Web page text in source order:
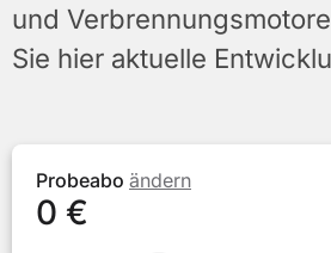
und
Sie hier aktuelle
Probeabo ändern
0 €